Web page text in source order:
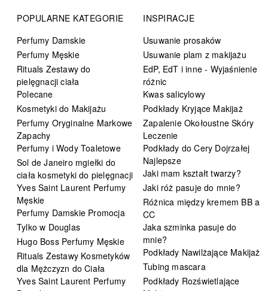
POPULARNE KATEGORIE
Perfumy Damskie
Perfumy Męskie
Rituals Zestawy do
pielęgnacji ciała
Polecane
Kosmetyki do Makijażu
Perfumy Oryginalne Markowe
Zapachy
Perfumy i Wody Toaletowe
Sol de Janeiro mgiełki do
ciała kosmetyki do pielęgnacji
Yves Saint Laurent Perfumy
Męskie
Perfumy Damskie Promocja
Tylko w Douglas
Hugo Boss Perfumy Męskie
Rituals Zestawy Kosmetyków
dla Mężczyzn do Ciała
Yves Saint Laurent Perfumy
INSPIRACJE
Usuwanie prosaków
Usuwanie plam z makijażu
EdP, EdT i inne - Wyjaśnienie
różnic
Kwas salicylowy
Podkłady Kryjące Makijaż
Zapalenie Okołoustne Skóry
Leczenie
Podkłady do Cery Dojrzałej
Najlepsze
Jaki mam kształt twarzy?
Jaki róż pasuje do mnie?
Różnica między kremem BB a
CC
Jaka szminka pasuje do
mnie?
Podkłady Nawilżające Makijaż
Tubing mascara
Podkłady Rozświetlające